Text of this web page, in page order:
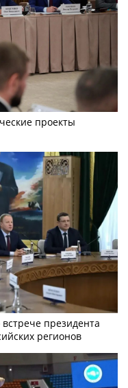
проекты
президента
регионов